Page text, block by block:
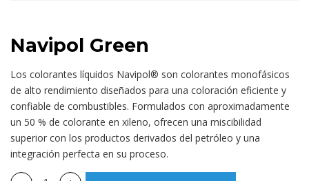
Navipol Green
Los colorantes líquidos Navipol® son colorantes monofásicos
de alto rendimiento diseñados para una coloración eficiente y
confiable de combustibles. Formulados con aproximadamente
un 50 % de colorante en xileno, ofrecen una miscibilidad
superior con los productos derivados del petróleo y una
integración perfecta en su proceso.